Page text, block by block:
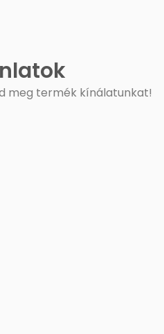
meg termék kínálatunkat!